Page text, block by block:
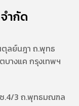
ำกัด
ลย์นฎา ถ.พุทธ
บางแค กรุงเทพฯ
ซ.4/3 ถ.พุทธมณฑล